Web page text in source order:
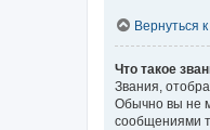
Вернуться
Что такое
Звания,
Обычно вы не
сообщениями